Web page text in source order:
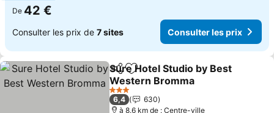
De 42 €
Consulter les prix de 7 sites Consulter les prix
PartagerAjouter à mes favoris
Sure Hotel Studio by Best
Western Bromma
Consulter les prix
3 Étoiles
6,4
630
à 8.6 km de : Centre-ville